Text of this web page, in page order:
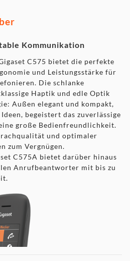
Kommunikation
C575 bietet die perfekte
und Leistungsstärke für
Die schlanke
Haptik und edle Optik
Außen elegant und kompakt,
begeistert das zuverlässige
große Bedienfreundlichkeit.
und optimaler
zum Vergnügen.
C575A bietet darüber hinaus
Anrufbeantworter mit bis zu